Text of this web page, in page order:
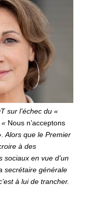
sur l’échec du «
« Nous n’acceptons
Alors que le Premier
à des
sociaux en vue d’un
secrétaire générale
à lui de trancher.